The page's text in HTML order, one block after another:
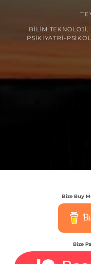
BILIM TEKNOLOJI
PSIKIYATRI-
Bize Buy
Bize